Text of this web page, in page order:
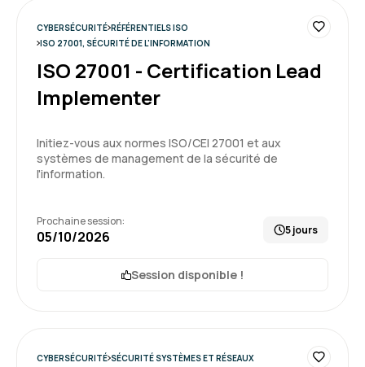
Ambiance très agréable et partage régulier
avec les autres participants lors des exercices
Implementer
Magali R.
Formation pratico pratique permettant de se
mettre en action rapidement
CYBERSÉCURITÉ RÉFÉRENTIELS ISO
ISO 27001, SÉCURITÉ DE L'INFORMATION
ISO 27001 - Certification Lead
Implementer
Initiez-vous aux normes ISO/CEI 27001 et aux
systèmes de management de la sécurité de
l'information.
Prochaine session:
05/10/2026 5 jours
Session disponible !
CYBERSÉCURITÉ SÉCURITÉ SYSTÈMES ET RÉSEAUX